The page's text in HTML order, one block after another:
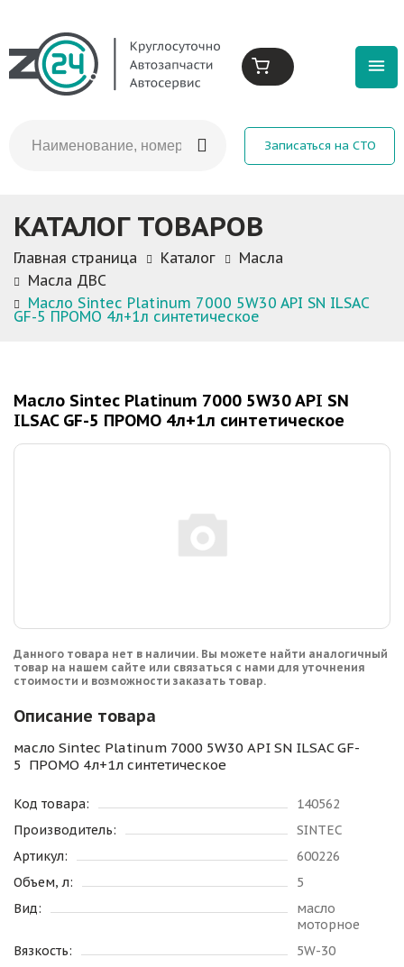
Записаться на СТО
КАТАЛОГ ТОВАРОВ
Главная страница Каталог
Масла
Масла ДВС
Масло Sintec Platinum 7000 5W30 API SN ILSAC
GF-5 ПРОМО 4л+1л синтетическое
Масло Sintec Platinum 7000 5W30 API SN
ILSAC GF-5 ПРОМО 4л+1л синтетическое
Данного товара нет в наличии. Вы можете найти аналогичный
товар на нашем сайте или связаться с нами для уточнения
стоимости и возможности заказать товар.
Описание товара
масло Sintec Platinum 7000 5W30 API SN ILSAC GF-
5 ПРОМО 4л+1л синтетическое
Код товара:
140562
Производитель:
SINTEC
Артикул:
600226
Объем, л:
5
Вид:
масло
моторное
Вязкость:
5W-30